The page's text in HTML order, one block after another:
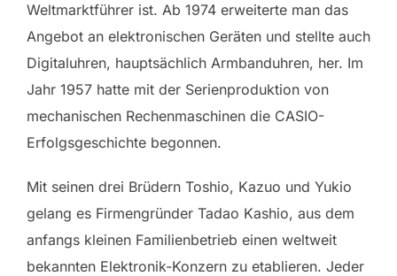
Weltmarktführer ist. Ab 1974 erweiterte man das
Angebot an elektronischen Geräten und stellte auch
Digitaluhren, hauptsächlich Armbanduhren, her. Im
Jahr 1957 hatte mit der Serienproduktion von
mechanischen Rechenmaschinen die CASIO-
Erfolgsgeschichte begonnen.
Mit seinen drei Brüdern Toshio, Kazuo und Yukio
gelang es Firmengründer Tadao Kashio, aus dem
anfangs kleinen Familienbetrieb einen weltweit
bekannten Elektronik-Konzern zu etablieren. Jeder